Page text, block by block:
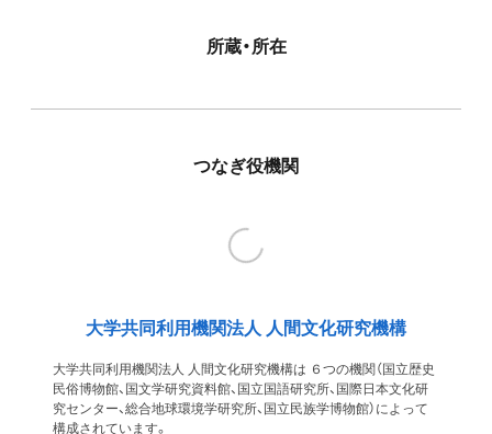
所蔵・所在
つなぎ役機関
大学共同利用機関法人 人間文化研究機構
大学共同利用機関法人 人間文化研究機構は ６つの機関（国立歴史
民俗博物館、国文学研究資料館、国立国語研究所、国際日本文化研
究センター、総合地球環境学研究所、国立民族学博物館）によって
構成されています。